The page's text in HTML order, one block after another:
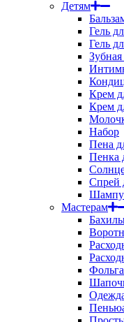
Детям
Гель
Гель
Зубная
Крем
Крем
Набор
Пена
Пенка
Спрей
Мастерам